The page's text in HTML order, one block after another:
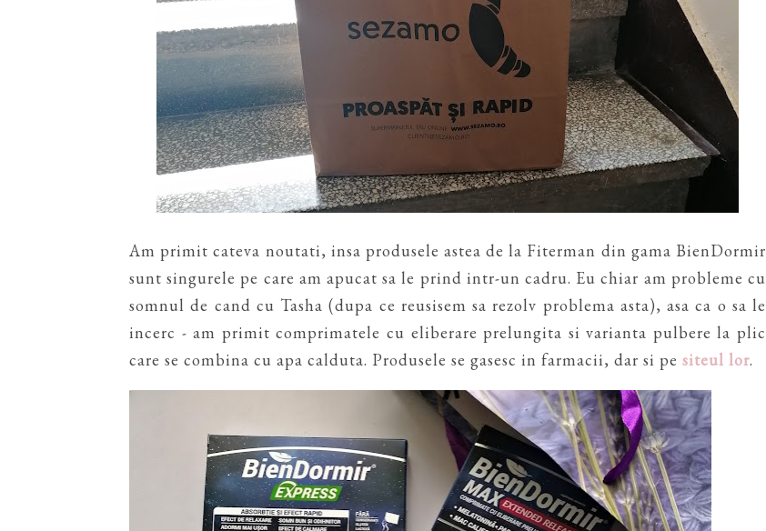
Am primit cateva noutati, insa produsele astea de la Fiterman din gama BienDormir
sunt singurele pe care am apucat sa le prind intr-un cadru. Eu chiar am probleme cu
somnul de cand cu Tasha (dupa ce reusisem sa rezolv problema asta), asa ca o sa le
incerc - am primit comprimatele cu eliberare prelungita si varianta pulbere la plic
care se combina cu apa calduta. Produsele se gasesc in farmacii, dar si pe siteul lor.